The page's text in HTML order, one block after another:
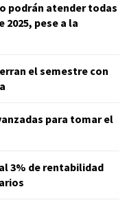
podrán atender todas
pese a la
el semestre con
para tomar el
3% de rentabilidad